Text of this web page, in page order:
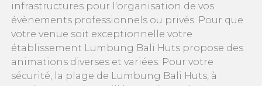
infrastructures pour l'organisation de vos
évènements professionnels ou privés. Pour que
votre venue soit exceptionnelle votre
établissement Lumbung Bali Huts propose des
animations diverses et variées. Pour votre
sécurité, la plage de Lumbung Bali Huts, à